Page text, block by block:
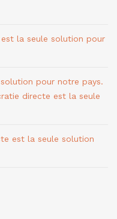
la seule solution pour
pour notre pays.
directe est la seule
est la seule solution